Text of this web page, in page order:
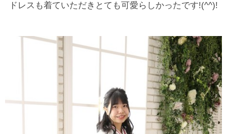
ドレスも着ていただきとても可愛らしかったです!(^^)!